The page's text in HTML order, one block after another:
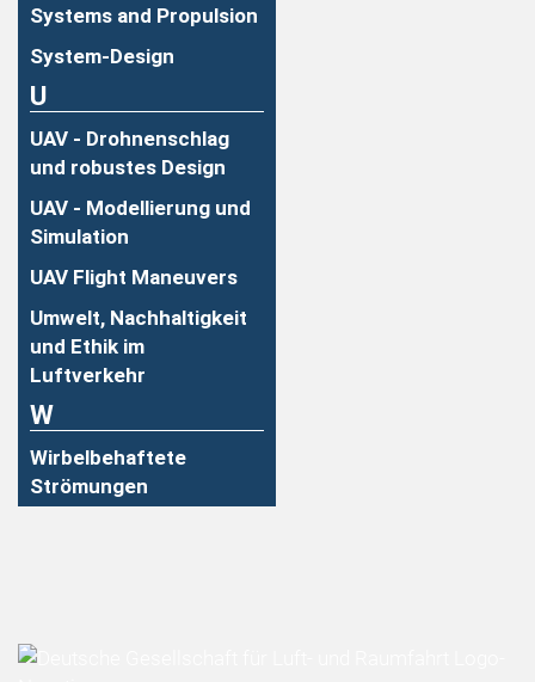
Systems and Propulsion
System-Design
U
UAV - Drohnenschlag
und robustes Design
UAV - Modellierung und
Simulation
UAV Flight Maneuvers
Umwelt, Nachhaltigkeit
und Ethik im
Luftverkehr
W
Wirbelbehaftete
Strömungen